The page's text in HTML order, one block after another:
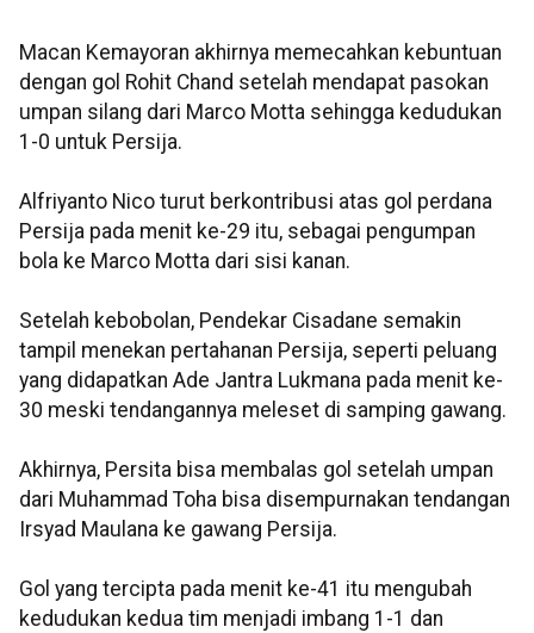
Macan Kemayoran akhirnya memecahkan kebuntuan
dengan gol Rohit Chand setelah mendapat pasokan
umpan silang dari Marco Motta sehingga kedudukan
1-0 untuk Persija.
Alfriyanto Nico turut berkontribusi atas gol perdana
Persija pada menit ke-29 itu, sebagai pengumpan
bola ke Marco Motta dari sisi kanan.
Setelah kebobolan, Pendekar Cisadane semakin
tampil menekan pertahanan Persija, seperti peluang
yang didapatkan Ade Jantra Lukmana pada menit ke-
30 meski tendangannya meleset di samping gawang.
Akhirnya, Persita bisa membalas gol setelah umpan
dari Muhammad Toha bisa disempurnakan tendangan
Irsyad Maulana ke gawang Persija.
Gol yang tercipta pada menit ke-41 itu mengubah
kedudukan kedua tim menjadi imbang 1-1 dan